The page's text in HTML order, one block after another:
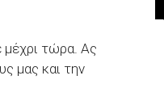
μέχρι τώρα. Ας
μας και την